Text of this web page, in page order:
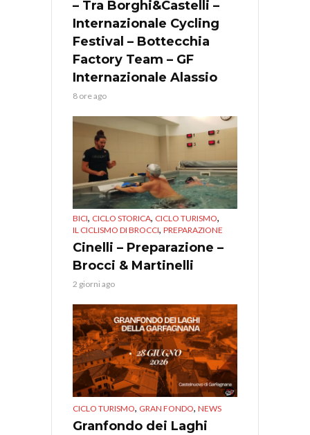
– Tra Borghi&Castelli –
Internazionale Cycling
Festival – Bottecchia
Factory Team – GF
Internazionale Alassio
8 ore ago
BICI, CICLO STORICA, CICLO TURISMO,
IL CICLISMO DI BROCCI, PREPARAZIONE
Cinelli – Preparazione –
Brocci & Martinelli
2 giorni ago
CICLO TURISMO, GRAN FONDO, NEWS
Granfondo dei Laghi